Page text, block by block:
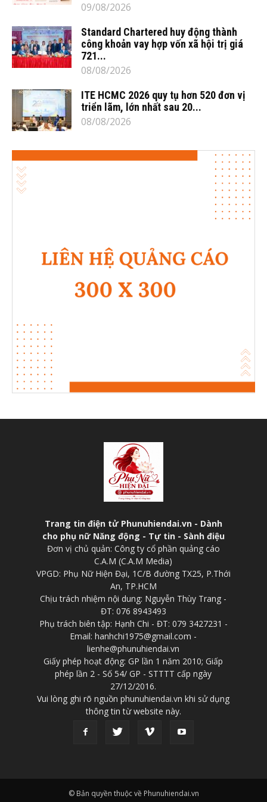
09/08/2026
Standard Chartered huy động thành
công khoản vay hợp vốn xã hội trị giá
721...
08/08/2026
ITE HCMC 2026 quy tụ hơn 520 đơn vị
triển lãm, lớn nhất sau 20...
08/08/2026
Trang tin điện tử Phunuhiendai.vn - Dành
cho phụ nữ Năng động - Tự tin - Sành điệu
Đơn vị chủ quản: Công ty cổ phần quảng cáo
C.A.M (C.A.M Media)
VPGD: Phụ Nữ Hiện Đại, 1C/B đường TX25, P.Thới
An, TP.HCM
Chịu trách nhiệm nội dung: Nguyễn Thùy Trang -
ĐT: 076 8943493
Phụ trách biên tập: Hạnh Chi - ĐT: 079 3427231 -
Email: hanhchi1975@gmail.com -
lienhe@phunuhiendai.vn
Giấy phép hoạt động: GP lần 1 năm 2010; Giấp
phép lần 2 - Số 54/ GP - STTTT cấp ngày
27/12/2016.
Vui lòng ghi rõ nguồn phunuhiendai.vn khi sử dụng
thông tin từ website này.
© Bản quyền thuộc về Phunuhiendai.vn